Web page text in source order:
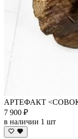
АРТЕФАКТ <СОВОК
7 900 ₽
в наличии 1 шт